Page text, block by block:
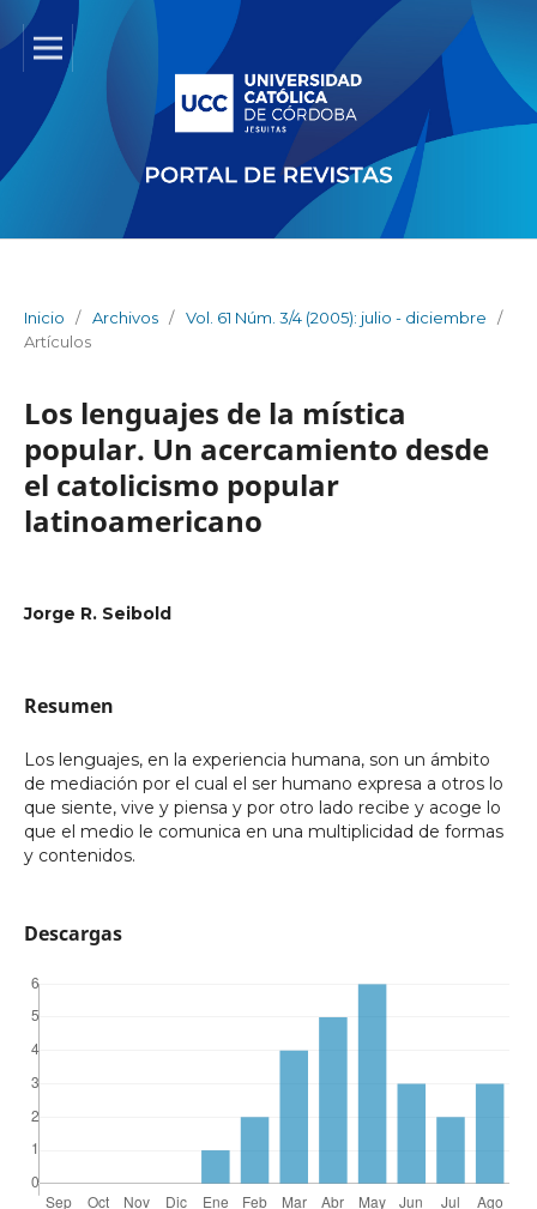
Inicio / Archivos / Vol. 61 Núm. 3/4 (2005): julio - diciembre
/
Artículos
Los lenguajes de la mística
popular. Un acercamiento desde
el catolicismo popular
latinoamericano
Jorge R. Seibold
Resumen
Los lenguajes, en la experiencia humana, son un ámbito
de mediación por el cual el ser humano expresa a otros lo
que siente, vive y piensa y por otro lado recibe y acoge lo
que el medio le comunica en una multiplicidad de formas
y contenidos.
Descargas